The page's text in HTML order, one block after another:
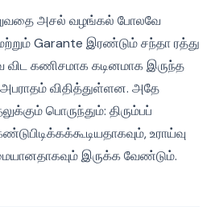
அசல் வழங்கல் போலவே
Garante இரண்டும் சந்தா ரத்து
கணிசமாக கடினமாக இருந்த
விதித்துள்ளன. அதே
பொருந்தும்: திரும்பப்
உராய்வு
இருக்க வேண்டும்.